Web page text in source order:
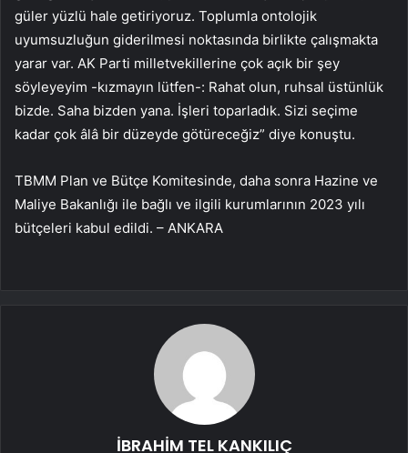
güler yüzlü hale getiriyoruz. Toplumla ontolojik
uyumsuzluğun giderilmesi noktasında birlikte çalışmakta
yarar var. AK Parti milletvekillerine çok açık bir şey
söyleyeyim -kızmayın lütfen-: Rahat olun, ruhsal üstünlük
bizde. Saha bizden yana. İşleri toparladık. Sizi seçime
kadar çok âlâ bir düzeyde götüreceğiz” diye konuştu.
TBMM Plan ve Bütçe Komitesinde, daha sonra Hazine ve
Maliye Bakanlığı ile bağlı ve ilgili kurumlarının 2023 yılı
bütçeleri kabul edildi. – ANKARA
İBRAHİM TEL KANKILIÇ